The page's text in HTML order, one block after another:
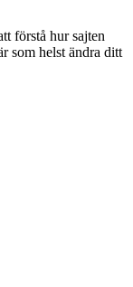
förstå hur sajten
som helst ändra ditt